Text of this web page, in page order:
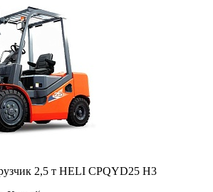
2,5 т HELI CPQYD25 H3